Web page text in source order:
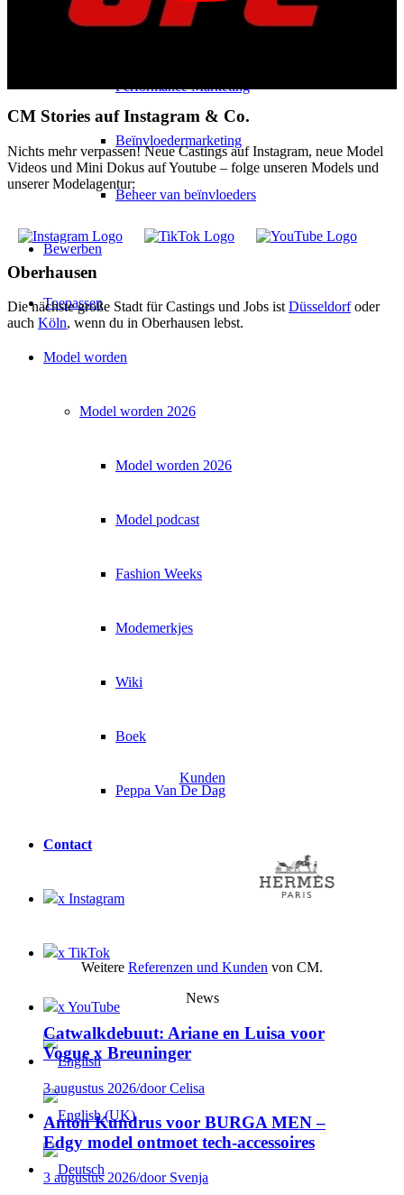
Beïnvloeder Agentschap
Performance Marketing
Beïnvloedermarketing
Beheer van beïnvloeders
Bewerben
Toepassen
Model worden
Model worden 2026
Model worden 2026
Model podcast
Fashion Weeks
Modemerkjes
Wiki
Boek
Peppa Van De Dag
Contact
x Instagram
x TikTok
x YouTube
CM Stories auf Instagram & Co.
Nichts mehr verpassen! Neue Castings auf Instagram, neue Model
Videos und Mini Dokus auf Youtube – folge unseren Models und
unserer Modelagentur:
Oberhausen
Die nächste große Stadt für Castings und Jobs ist Düsseldorfoder
auch Köln, wenn du in Oberhausen lebst.
Kunden
Weitere Referenzen und Kunden von CM.
News
Catwalkdebuut: Ariane en Luisa voor
Vogue x Breuninger
3 augustus 2026/door Celisa
Anton Kundrus voor BURGA MEN –
Edgy model ontmoet tech-accessoires
3 augustus 2026/door Svenja